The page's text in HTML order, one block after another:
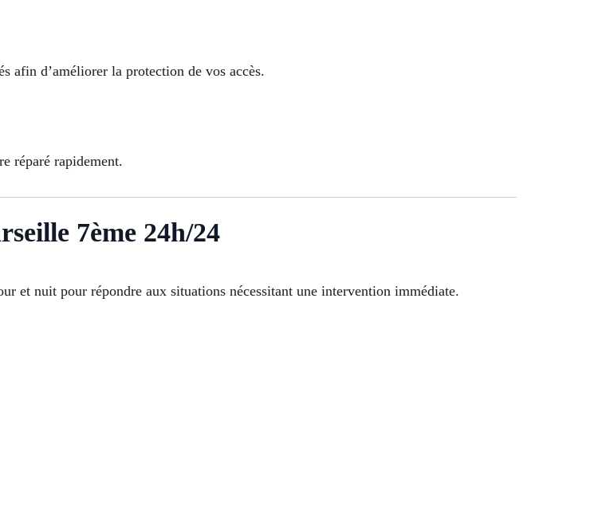
afin d’améliorer la protection de vos accès.
réparé rapidement.
7ème 24h/24
et nuit pour répondre aux situations nécessitant une intervention immédiate.